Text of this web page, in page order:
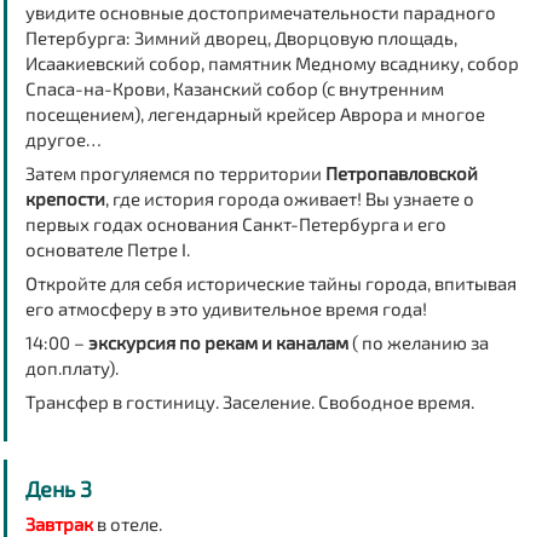
увидите основные достопримечательности парадного
Петербурга: Зимний дворец, Дворцовую площадь,
Исаакиевский собор, памятник Медному всаднику, собор
Спаса-на-Крови, Казанский собор (с внутренним
посещением), легендарный крейсер Аврора и многое
другое…
Затем прогуляемся по территории Петропавловской
крепости, где история города оживает! Вы узнаете о
первых годах основания Санкт-Петербурга и его
основателе Петре I.
Откройте для себя исторические тайны города, впитывая
его атмосферу в это удивительное время года!
14:00 – экскурсия по рекам и каналам( по желанию за
доп.плату).
Трансфер в гостиницу. Заселение. Свободное время.
День 3
Завтракв отеле.